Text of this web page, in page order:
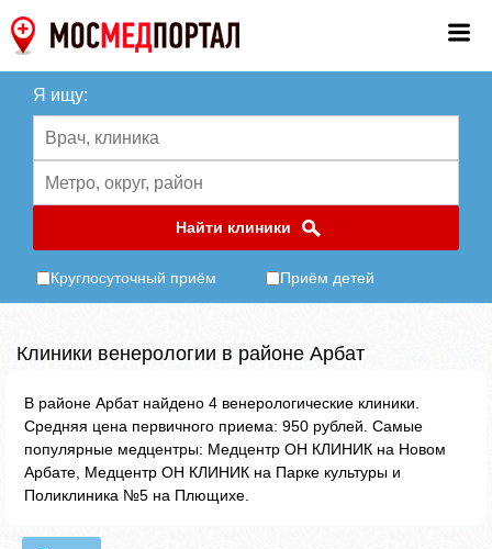
Я ищу:
Найти клиники
Круглосуточный приём Приём детей
Клиники венерологии в районе Арбат
В районе Арбат найдено 4 венерологические клиники.
Средняя цена первичного приема: 950 рублей. Самые
популярные медцентры: Медцентр ОН КЛИНИК на Новом
Арбате, Медцентр ОН КЛИНИК на Парке культуры и
Поликлиника №5 на Плющихе.